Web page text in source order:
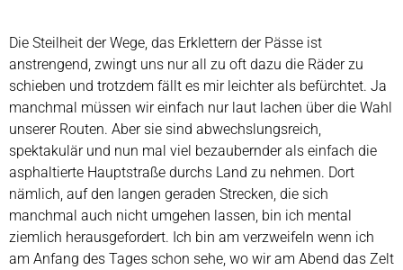
Die Steilheit der Wege, das Erklettern der Pässe ist
anstrengend, zwingt uns nur all zu oft dazu die Räder zu
schieben und trotzdem fällt es mir leichter als befürchtet. Ja
manchmal müssen wir einfach nur laut lachen über die Wahl
unserer Routen. Aber sie sind abwechslungsreich,
spektakulär und nun mal viel bezaubernder als einfach die
asphaltierte Hauptstraße durchs Land zu nehmen. Dort
nämlich, auf den langen geraden Strecken, die sich
manchmal auch nicht umgehen lassen, bin ich mental
ziemlich herausgefordert. Ich bin am verzweifeln wenn ich
am Anfang des Tages schon sehe, wo wir am Abend das Zelt